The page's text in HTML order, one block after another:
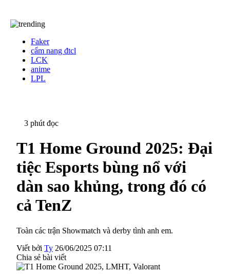
Faker
cẩm nang đtcl
LCK
anime
LPL
3 phút đọc
T1 Home Ground 2025: Đại
tiệc Esports bùng nổ với
dàn sao khủng, trong đó có
cả TenZ
Toàn các trận Showmatch và derby tình anh em.
Viết bởi Ty 26/06/2025 07:11
Chia sẻ bài viết